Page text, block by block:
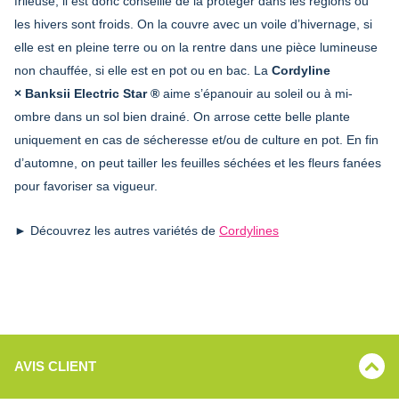
les hivers sont froids. On la couvre avec un voile d’hivernage, si
elle est en pleine terre ou on la rentre dans une pièce lumineuse
non chauffée, si elle est en pot ou en bac. La Cordyline
× Banksii Electric Star ® aime s’épanouir au soleil ou à mi-
ombre dans un sol bien drainé. On arrose cette belle plante
uniquement en cas de sécheresse et/ou de culture en pot. En fin
d’automne, on peut tailler les feuilles séchées et les fleurs fanées
pour favoriser sa vigueur.
► Découvrez les autres variétés de Cordylines
AVIS CLIENT